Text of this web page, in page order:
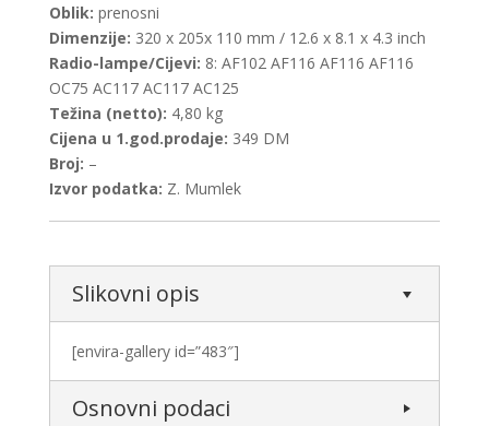
Oblik: prenosni
Dimenzije: 320 x 205x 110 mm / 12.6 x 8.1 x 4.3 inch
Radio-lampe/Cijevi: 8: AF102 AF116 AF116 AF116
OC75 AC117 AC117 AC125
Težina (netto): 4,80 kg
Cijena u 1.god.prodaje: 349 DM
Broj: –
Izvor podatka: Z. Mumlek
Slikovni opis
[envira-gallery id=”483″]
Osnovni podaci